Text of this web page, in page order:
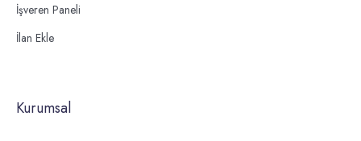
İşveren Paneli
İlan Ekle
Kurumsal